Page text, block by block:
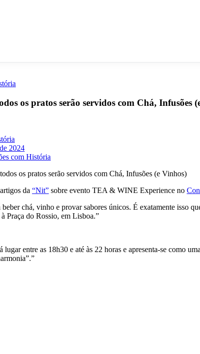
os pratos serão servidos com Chá, Infusões
2024
com História
da “Nit” sobre evento TEA & WINE Experience no
chá, vinho e provar sabores únicos. É exatamente isso
Praça do Rossio, em Lisboa.”
entre as 18h30 e até às 22 horas e apresenta-se como